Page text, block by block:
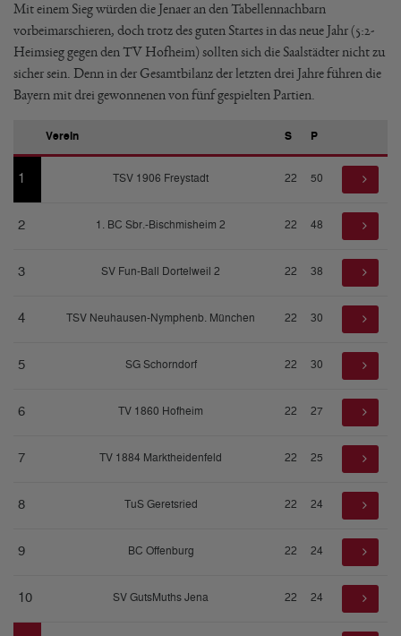
Mit einem Sieg würden die Jenaer an den Tabellennachbarn
vorbeimarschieren, doch trotz des guten Startes in das neue Jahr (5:2-
Heimsieg gegen den TV Hofheim) sollten sich die Saalstädter nicht zu
sicher sein. Denn in der Gesamtbilanz der letzten drei Jahre führen die
Bayern mit drei gewonnenen von fünf gespielten Partien.
Verein S P
1 TSV 1906 Freystadt 22 50
2 1. BC Sbr.-Bischmisheim 2 22 48
3 SV Fun-Ball Dortelweil 2 22 38
4 TSV Neuhausen-Nymphenb. München 22 30
5 SG Schorndorf 22 30
6 TV 1860 Hofheim 22 27
7 TV 1884 Marktheidenfeld 22 25
8 TuS Geretsried 22 24
9 BC Offenburg 22 24
10 SV GutsMuths Jena 22 24